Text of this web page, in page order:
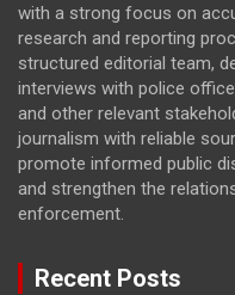
with a strong focus on
research and reporting
structured editorial team,
interviews with police
and other relevant
journalism with reliable
promote informed public
and strengthen the
enforcement.
Recent Posts